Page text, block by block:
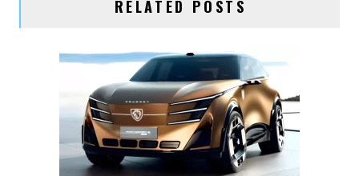
RELATED POSTS